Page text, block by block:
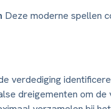
Deze moderne spellen
verdediging
dreigementen om